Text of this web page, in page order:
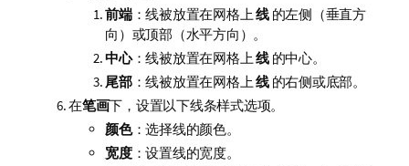
前端：线被放置在网格上线的左侧（垂直方
向）或顶部（水平方向）。
中心：线被放置在网格上线的中心。
尾部：线被放置在网格上线的右侧或底部。
在笔画下，设置以下线条样式选项。
颜色：选择线的颜色。
宽度：设置线的宽度。